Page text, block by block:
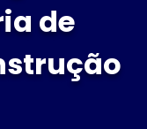
de